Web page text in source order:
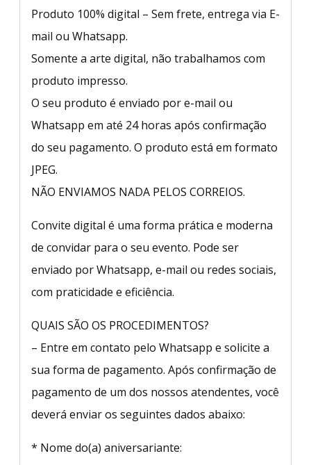
Produto 100% digital – Sem frete, entrega via E-
mail ou Whatsapp.
Somente a arte digital, não trabalhamos com
produto impresso.
O seu produto é enviado por e-mail ou
Whatsapp em até 24 horas após confirmação
do seu pagamento. O produto está em formato
JPEG.
NÃO ENVIAMOS NADA PELOS CORREIOS.
Convite digital é uma forma prática e moderna
de convidar para o seu evento. Pode ser
enviado por Whatsapp, e-mail ou redes sociais,
com praticidade e eficiência.
QUAIS SÃO OS PROCEDIMENTOS?
– Entre em contato pelo Whatsapp e solicite a
sua forma de pagamento. Após confirmação de
pagamento de um dos nossos atendentes, você
deverá enviar os seguintes dados abaixo:
* Nome do(a) aniversariante: